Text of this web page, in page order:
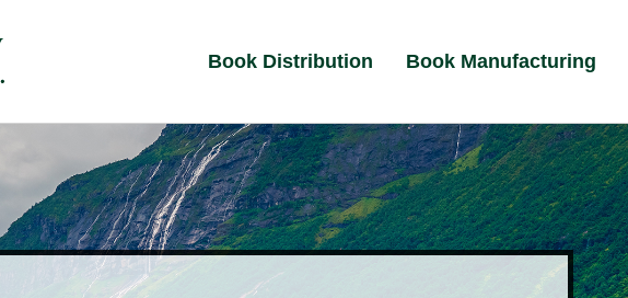
Book Distribution Book Manufacturing